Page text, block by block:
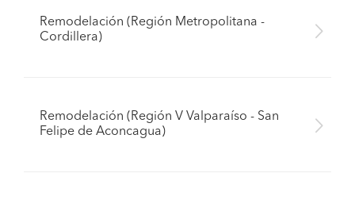
Remodelación (Región Metropolitana -
Cordillera)
Remodelación (Región V Valparaíso - San
Felipe de Aconcagua)